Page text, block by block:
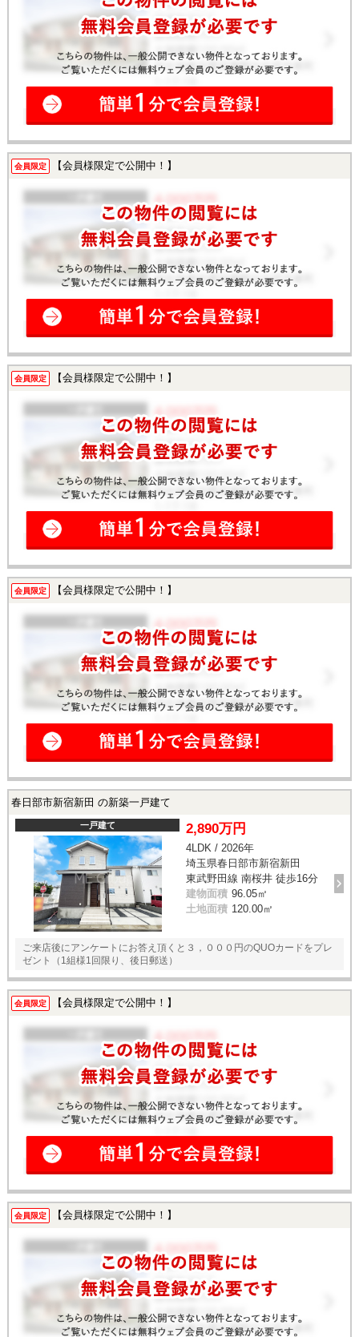
会員限定 【会員様限定で公開中！】
会員限定 【会員様限定で公開中！】
会員限定 【会員様限定で公開中！】
春日部市新宿新田 の新築一戸建て
一戸建て 2,890万円
4LDK / 2026年
埼玉県春日部市新宿新田
東武野田線 南桜井 徒歩16分
建物面積 96.05㎡
土地面積 120.00㎡
ご来店後にアンケートにお答え頂くと３，０００円のQUOカードをプレ
ゼント（1組様1回限り、後日郵送）
会員限定 【会員様限定で公開中！】
会員限定 【会員様限定で公開中！】